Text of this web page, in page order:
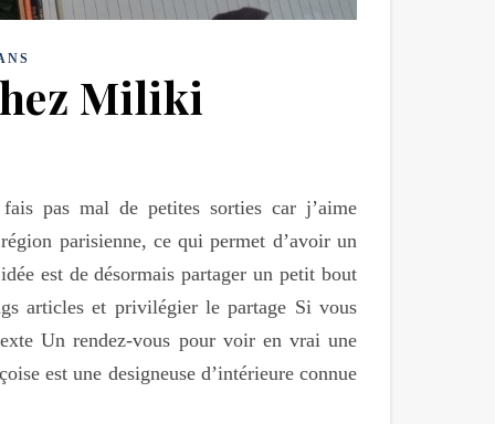
Miliki
pas mal de petites sorties car j’aime
parisienne, ce qui permet d’avoir un
est de désormais partager un petit bout
articles et privilégier le partage Si vous
Un rendez-vous pour voir en vrai une
est une designeuse d’intérieure connue